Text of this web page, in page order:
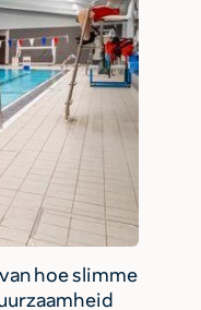
hoe slimme